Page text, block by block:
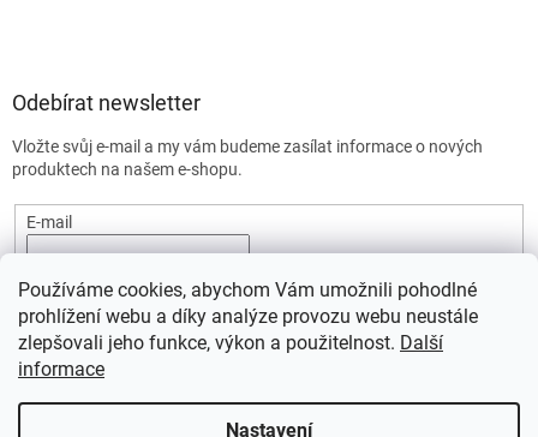
Používáme cookies, abychom Vám umožnili pohodlné
prohlížení webu a díky analýze provozu webu neustále
zlepšovali jeho funkce, výkon a použitelnost. Další
informace
Nastavení
Odebírat newsletter
Vložte svůj e-mail a my vám budeme zasílat informace o nových
produktech na našem e-shopu.
E-mail
údajů.
PŘIHLÁSIT SE